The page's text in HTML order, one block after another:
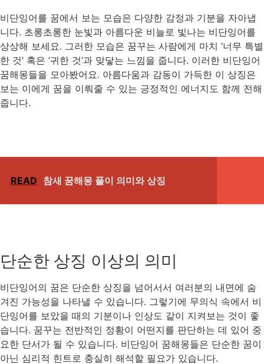
비단잉어를 꿈에서 보는 모습은 다양한 감정과 기분을 자아냅
니다. 초롱초롱한 눈빛과 아름다운 비늘로 빛나는 비단잉어를
상상해 보세요. 그러한 모습은 꿈꾸는 사람에게 마치 ‘너무 특별
한 것’ 혹은 ‘귀한 것’과 맞닿는 느낌을 줍니다. 이러한 비단잉어
꿈해몽들을 모아봤어요. 아름다움과 감동이 가득한 이 상징은
보는 이에게 꿈을 이뤄줄 수 있는 긍정적인 에너지도 함께 전해
줍니다.
READ 참새 꿈해몽 풀이 의미와 상징
단순한 상징 이상의 의미
비단잉어의 꿈은 단순한 상징을 넘어서서 여러분의 내면에 숨
겨진 가능성을 나타낼 수 있습니다. 그렇기에 무의식 속에서 비
단잉어를 보았을 때의 기분이나 인상도 같이 지켜보는 것이 좋
습니다. 꿈꾸는 전반적인 정황이 어떤지를 판단하는 데 있어 중
요한 단서가 될 수 있습니다. 비단잉어 꿈해몽들은 단순한 꿈이
아닌 심리적 힌트로 충실히 해석할 필요가 있습니다.